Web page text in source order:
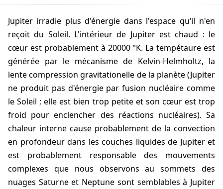
Jupiter irradie plus d'énergie dans l'espace qu'il n'en
reçoit du Soleil. L'intérieur de Jupiter est chaud : le
cœur est probablement à 20000 °K. La tempétaure est
générée par le mécanisme de Kelvin-Helmholtz, la
lente compression gravitationelle de la planète (Jupiter
ne produit pas d'énergie par fusion nucléaire comme
le Soleil ; elle est bien trop petite et son cœur est trop
froid pour enclencher des réactions nucléaires). Sa
chaleur interne cause probablement de la convection
en profondeur dans les couches liquides de Jupiter et
est probablement responsable des mouvements
complexes que nous observons au sommets des
nuages Saturne et Neptune sont semblables à Jupiter